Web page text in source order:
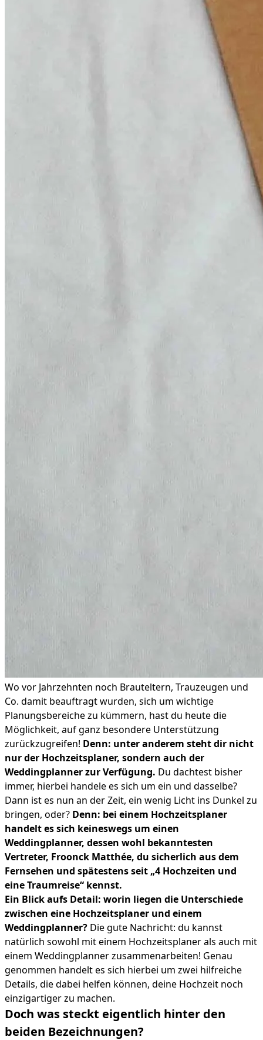
Wo vor Jahrzehnten noch Brauteltern, Trauzeugen und
Co. damit beauftragt wurden, sich um wichtige
Planungsbereiche zu kümmern, hast du heute die
Möglichkeit, auf ganz besondere Unterstützung
zurückzugreifen! Denn: unter anderem steht dir nicht
nur der Hochzeitsplaner, sondern auch der
Weddingplanner zur Verfügung. Du dachtest bisher
immer, hierbei handele es sich um ein und dasselbe?
Dann ist es nun an der Zeit, ein wenig Licht ins Dunkel zu
bringen, oder? Denn: bei einem Hochzeitsplaner
handelt es sich keineswegs um einen
Weddingplanner, dessen wohl bekanntesten
Vertreter, Froonck Matthée, du sicherlich aus dem
Fernsehen und spätestens seit „4 Hochzeiten und
eine Traumreise“ kennst.
Ein Blick aufs Detail: worin liegen die Unterschiede
zwischen eine Hochzeitsplaner und einem
Weddingplanner? Die gute Nachricht: du kannst
natürlich sowohl mit einem Hochzeitsplaner als auch mit
einem Weddingplanner zusammenarbeiten! Genau
genommen handelt es sich hierbei um zwei hilfreiche
Details, die dabei helfen können, deine Hochzeit noch
einzigartiger zu machen.
Doch was steckt eigentlich hinter den
beiden Bezeichnungen?